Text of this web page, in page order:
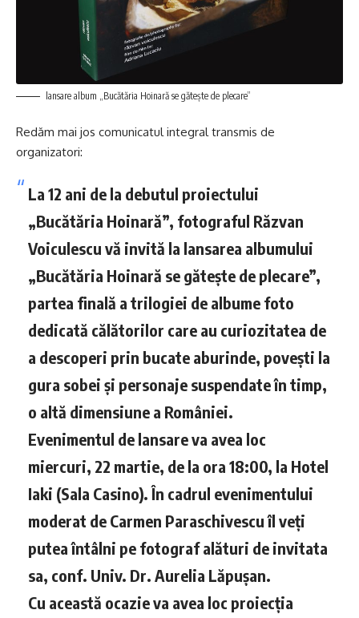
lansare album „Bucătăria Hoinară se gătește de plecare”
Redăm mai jos comunicatul integral transmis de
organizatori:
La 12 ani de la debutul proiectului
„Bucătăria Hoinară”, fotograful Răzvan
Voiculescu vă invită la lansarea albumului
„Bucătăria Hoinară se gătește de plecare”,
partea finală a trilogiei de albume foto
dedicată călătorilor care au curiozitatea de
a descoperi prin bucate aburinde, povești la
gura sobei și personaje suspendate în timp,
o altă dimensiune a României.
Evenimentul de lansare va avea loc
miercuri, 22 martie, de la ora 18:00, la Hotel
Iaki (Sala Casino). În cadrul evenimentului
moderat de Carmen Paraschivescu îl veți
putea întâlni pe fotograf alături de invitata
sa, conf. Univ. Dr. Aurelia Lăpușan.
Cu această ocazie va avea loc proiecția